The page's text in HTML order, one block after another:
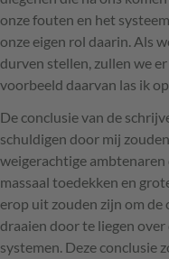
onze fouten en het
onze eigen rol daarin. Als
durven stellen, zullen we
voorbeeld daarvan las ik
De conclusie van de
schuldigen door mij
weigerachtige
massaal toedekken en
erop uit zouden zijn om
draaien door te liegen
systemen. Deze conclusie